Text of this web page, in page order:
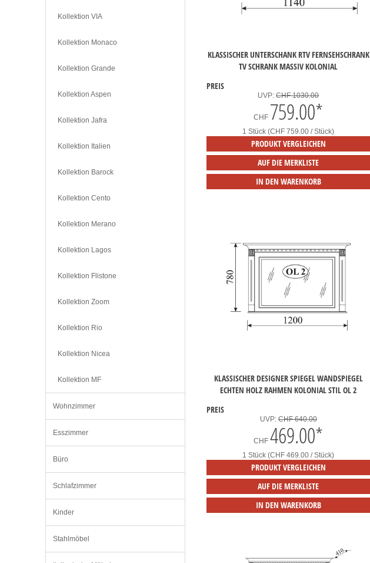
KLASSISCHER UNTERSCHANK RTV FERNSEHSCHRANK
TV SCHRANK MASSIV KOLONIAL
PREIS
UVP:CHF 1030.00
CHF 759.00*
1 Stück (CHF 759.00 / Stück)
PRODUKT VERGLEICHEN
AUF DIE MERKLISTE
IN DEN WARENKORB
KLASSISCHER DESIGNER SPIEGEL WANDSPIEGEL
ECHTEN HOLZ RAHMEN KOLONIAL STIL OL 2
PREIS
UVP: CHF 640.00
CHF 469.00*
1 Stück (CHF 469.00 / Stück)
PRODUKT VERGLEICHEN
AUF DIE MERKLISTE
IN DEN WARENKORB
Kollektion VIA
Kollektion Monaco
Kollektion Grande
Kollektion Aspen
Kollektion Jafra
Kollektion Italien
Kollektion Barock
Kollektion Cento
Kollektion Merano
Kollektion Lagos
Kollektion Flistone
Kollektion Zoom
Kollektion Rio
Kollektion Nicea
Kollektion MF
Wohnzimmer
Esszimmer
Büro
Schlafzimmer
Kinder
Stahlmöbel